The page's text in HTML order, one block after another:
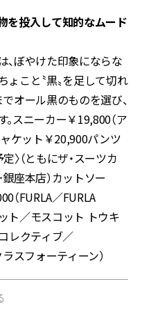
を投入して知的なムード
ぼやけた印象にならな
こと〝黒〟を足して切れ
オール黒のものを選び、
スニーカー￥19,800（ア
ケット￥20,900パンツ
〉（ともにザ・スーツカ
座本店）カットソー
（FURLA／FURLA
ト／モスコット トウキ
レクティブ／
スフォーティーン）